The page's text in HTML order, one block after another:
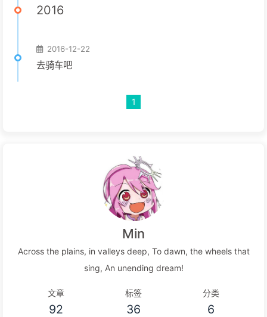
2016
2016-12-22
去骑车吧
1
Min
Across the plains, in valleys deep, To dawn, the wheels that
sing, An unending dream!
文章
92
标签
36
分类
6